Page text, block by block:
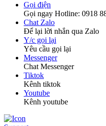
Gọi điện
Gọi ngay Hotline: 0918
Chat Zalo
Để lại lời nhắn qua Zalo
Y/c gọi lại
Yêu cầu gọi lại
Messenger
Chat Messenger
Tiktok
Kênh tiktok
Youtube
Kênh youtube